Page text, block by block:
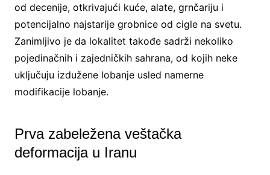
od decenije, otkrivajući kuće, alate, grnčariju i
potencijalno najstarije grobnice od cigle na svetu.
Zanimljivo je da lokalitet takođe sadrži nekoliko
pojedinačnih i zajedničkih sahrana, od kojih neke
uključuju izdužene lobanje usled namerne
modifikacije lobanje.
Prva zabeležena veštačka
deformacija u Iranu